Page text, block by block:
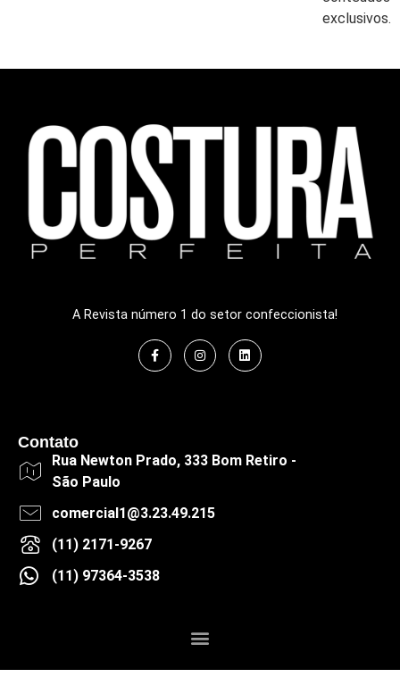
exclusivos.
A Revista número 1 do setor confeccionista!
Contato
Rua Newton Prado, 333 Bom Retiro -
São Paulo
comercial1@3.23.49.215
(11) 2171-9267
(11) 97364-3538